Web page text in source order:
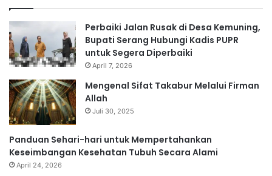
Perbaiki Jalan Rusak di Desa Kemuning,
Bupati Serang Hubungi Kadis PUPR
untuk Segera Diperbaiki
April 7, 2026
Mengenal Sifat Takabur Melalui Firman
Allah
Juli 30, 2025
Panduan Sehari-hari untuk Mempertahankan
Keseimbangan Kesehatan Tubuh Secara Alami
April 24, 2026